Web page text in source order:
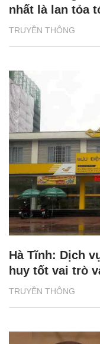
TRUYỀN THÔNG
nhất là lan tỏa
TRUYỀN THÔNG
Hà Tĩnh: Dịch
huy tốt vai trò